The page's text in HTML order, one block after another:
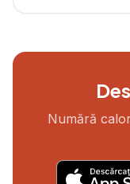
Numără